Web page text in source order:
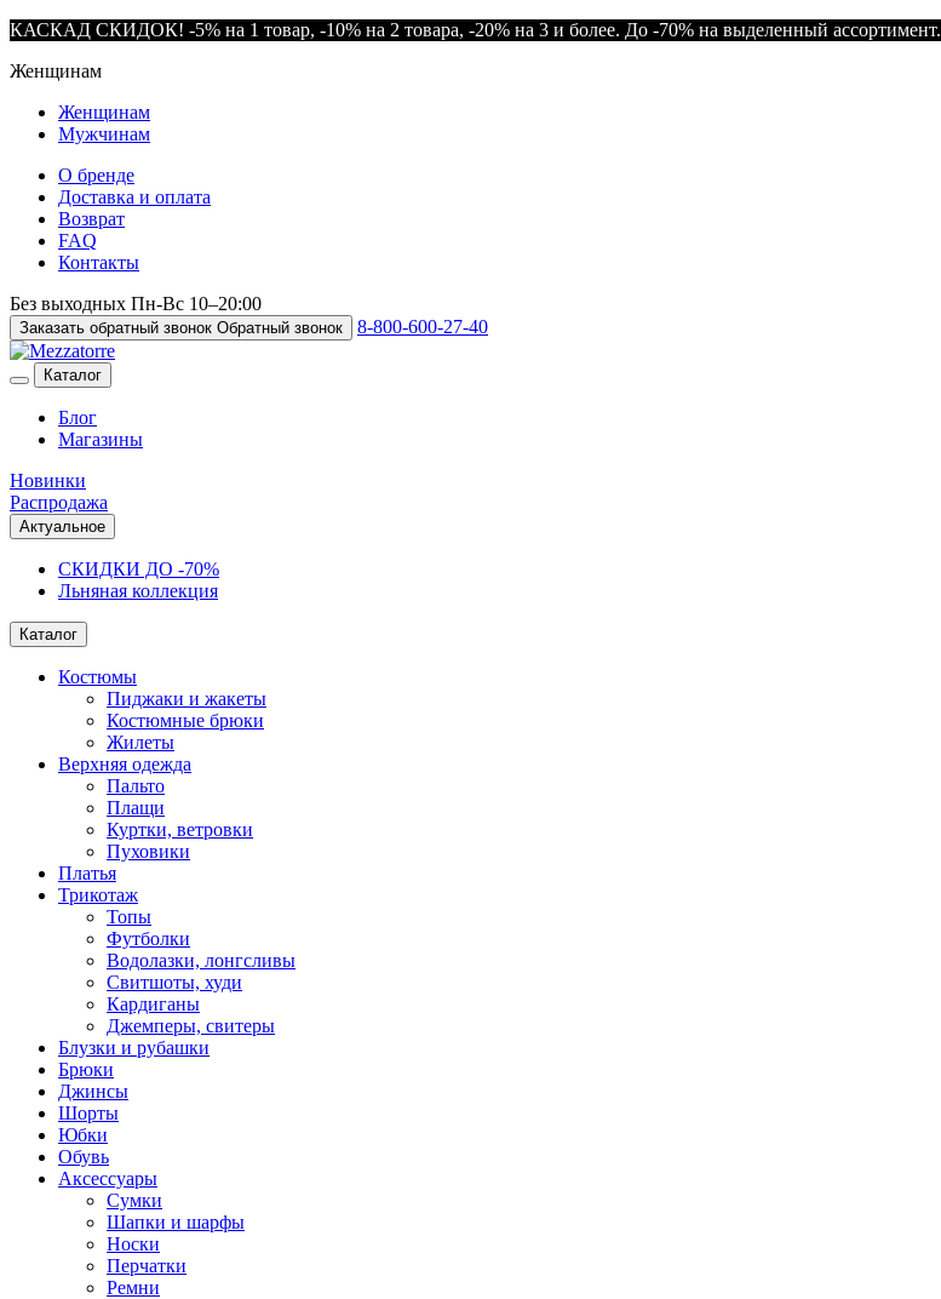
КАСКАД СКИДОК! -5% на 1 товар, -10% на 2 товара, -20% на 3 и более. До -70% на выделенный ассортимент.
Женщинам
Женщинам
Мужчинам
О бренде
Доставка и оплата
Возврат
FAQ
Контакты
Без выходных Пн-Вс 10–20:00
Заказать обратный звонок Обратный звонок 8-800-600-27-40
Каталог
Блог
Магазины
Новинки
Распродажа
Актуальное
СКИДКИ ДО -70%
Льняная коллекция
Каталог
Костюмы
Пиджаки и жакеты
Костюмные брюки
Жилеты
Верхняя одежда
Пальто
Плащи
Куртки, ветровки
Пуховики
Платья
Трикотаж
Топы
Футболки
Водолазки, лонгсливы
Свитшоты, худи
Кардиганы
Джемперы, свитеры
Блузки и рубашки
Брюки
Джинсы
Шорты
Юбки
Обувь
Аксессуары
Сумки
Шапки и шарфы
Носки
Перчатки
Ремни